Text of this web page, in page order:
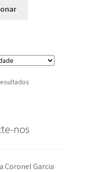
Ordenado
nos
Coronel Garcia